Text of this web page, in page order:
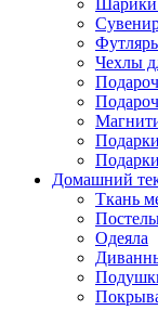
Шарики
Чехлы
Домашний
Ткань
Одеяла